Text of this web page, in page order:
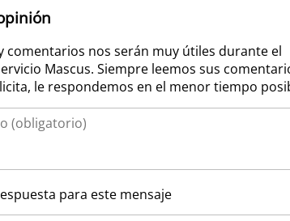
comentarios nos serán muy útiles durante el
Mascus. Siempre leemos sus
le respondemos en el menor tiempo
para este mensaje